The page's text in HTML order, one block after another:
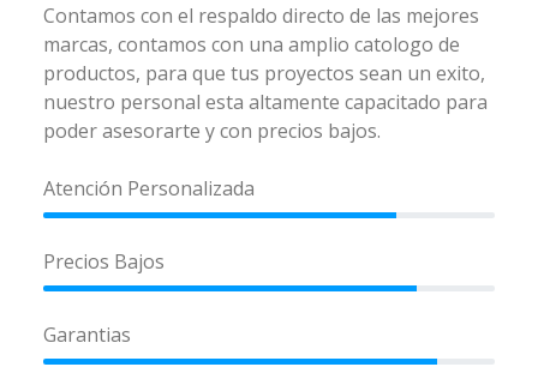
Contamos con el respaldo directo de las mejores
marcas, contamos con una amplio catologo de
productos, para que tus proyectos sean un exito,
nuestro personal esta altamente capacitado para
poder asesorarte y con precios bajos.
Atención Personalizada
Precios Bajos
Garantias